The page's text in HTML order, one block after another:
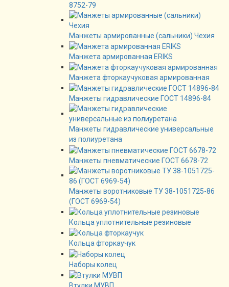
8752-79
Манжеты армированные (сальники) Чехия
Манжета армированная ERIKS
Манжета фторкаучуковая армированная
Манжеты гидравлические ГОСТ 14896-84
Манжеты гидравлические универсальные
из полиуретана
Манжеты пневматические ГОСТ 6678-72
Манжеты воротниковые ТУ 38-1051725-86
(ГОСТ 6969-54)
Кольца уплотнительные резиновые
Кольца фторкаучук
Наборы колец